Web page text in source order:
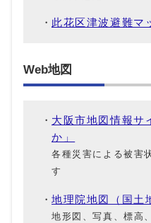
此花区津波避難マ
Web地図
大阪市地図情報サ
か」
各種災害による被害
す
地理院地図（国土
地形図、写真、標高